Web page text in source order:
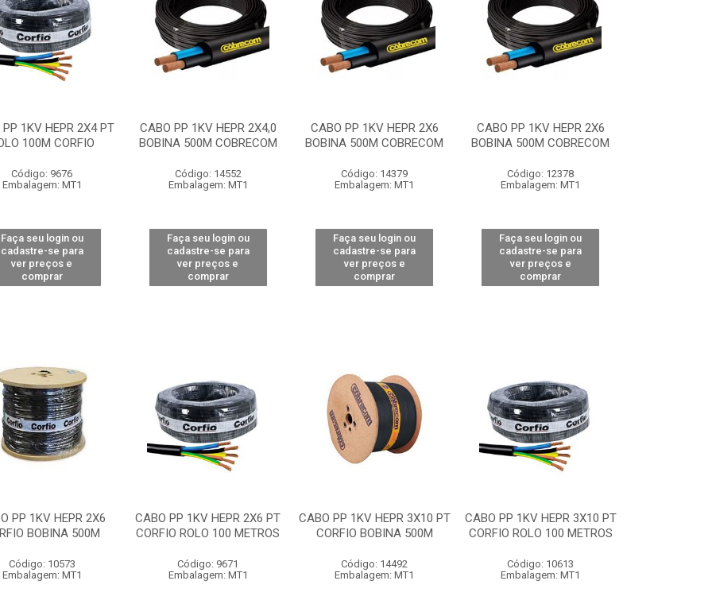
PP 1KV HEPR 2X4 PT
100M CORFIO
Código: 9676
Embalagem: MT1
Faça seu login ou
cadastre-se para
ver preços e
comprar
CABO PP 1KV HEPR 2X4,0
BOBINA 500M COBRECOM
Código: 14552
Embalagem: MT1
Faça seu login ou
cadastre-se para
ver preços e
comprar
CABO PP 1KV HEPR 2X6
BOBINA 500M COBRECOM
Código: 14379
Embalagem: MT1
Faça seu login ou
cadastre-se para
ver preços e
comprar
CABO PP 1KV HEPR 2X6
BOBINA 500M COBRECOM
Código: 12378
Embalagem: MT1
Faça seu login ou
cadastre-se para
ver preços e
comprar
PP 1KV HEPR 2X6
BOBINA 500M
Código: 10573
Embalagem: MT1
CABO PP 1KV HEPR 2X6 PT
CORFIO ROLO 100 METROS
Código: 9671
Embalagem: MT1
CABO PP 1KV HEPR 3X10 PT
CORFIO BOBINA 500M
Código: 14492
Embalagem: MT1
CABO PP 1KV HEPR 3X10 PT
CORFIO ROLO 100 METROS
Código: 10613
Embalagem: MT1